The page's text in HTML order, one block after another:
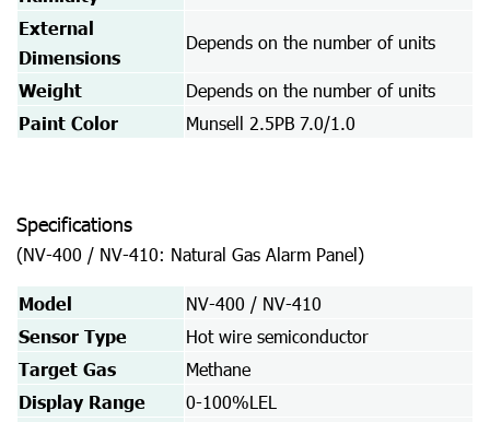
External
Dimensions
Depends on the number of units
Weight Depends on the number of units
Paint Color Munsell 2.5PB 7.0/1.0
Specifications
(NV-400 / NV-410: Natural Gas Alarm Panel)
Model NV-400 / NV-410
Sensor Type Hot wire semiconductor
Target Gas Methane
Display Range 0-100%LEL